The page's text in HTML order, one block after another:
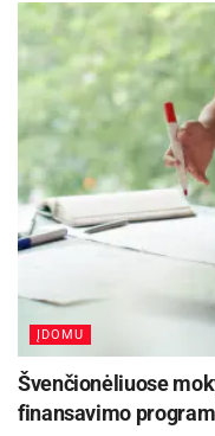
ĮDOMU
Švenčionėliuose
finansavimo